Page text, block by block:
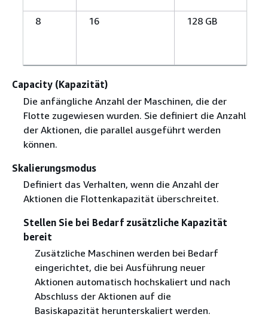
8 16 128 GB
Capacity (Kapazität)
Die anfängliche Anzahl der Maschinen, die der
Flotte zugewiesen wurden. Sie definiert die Anzahl
der Aktionen, die parallel ausgeführt werden
können.
Skalierungsmodus
Definiert das Verhalten, wenn die Anzahl der
Aktionen die Flottenkapazität überschreitet.
Stellen Sie bei Bedarf zusätzliche Kapazität
bereit
Zusätzliche Maschinen werden bei Bedarf
eingerichtet, die bei Ausführung neuer
Aktionen automatisch hochskaliert und nach
Abschluss der Aktionen auf die
Basiskapazität herunterskaliert werden.